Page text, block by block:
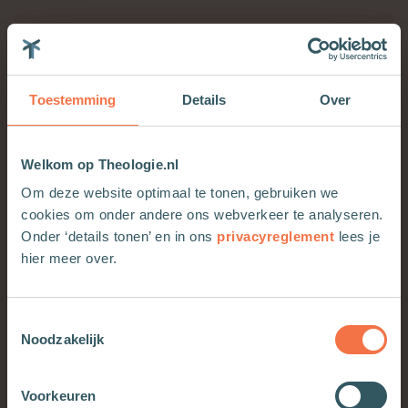
Toestemming Details Over
Welkom op Theologie.nl
Om deze website optimaal te tonen, gebruiken we
cookies om onder andere ons webverkeer te analyseren.
Onder ‘details tonen’ en in ons privacyreglement lees je
hier meer over.
Noodzakelijk
Voorkeuren
Het is in en door de handeling dat
het doel wordt bereikt
Een iets minder abstract voorbeeld. Op de
Nederlandse politie auto’s staat al jarenlang
‘Waakzaam en dienstbaar’. Die twee begrippen
gaan terug op de grondwettelijke taken van de
politie. Hoe bereiken politieagenten die
doelstellingen? Niet als eindproduct van een
een dag hard werken een eenheid
Deze zaken ontstaan in zijn werk: door te